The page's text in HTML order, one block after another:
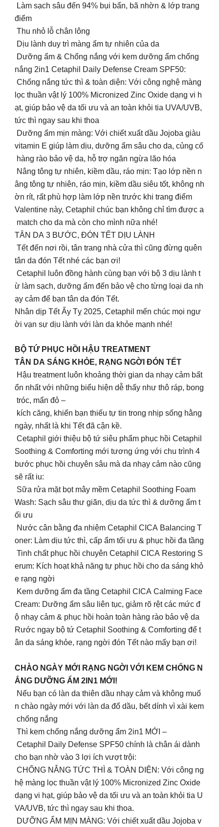
Làm sạch sâu đến 94% bụi bẩn, bã nhờn & lớp trang
điểm
Thu nhỏ lỗ chân lông
Dịu lành duy trì màng ẩm tự nhiên của da
Dưỡng ẩm & Chống nắng với kem dưỡng ẩm chống
nắng 2in1 Cetaphil Daily Defense Cream SPF50:
Chống nắng tức thì & toàn diện: Với công nghệ màng
lọc thuần vật lý 100% Micronized Zinc Oxide dạng vi h
ạt, giúp bảo vệ da tối ưu và an toàn khỏi tia UVA/UVB,
tức thì ngay sau khi thoa
Dưỡng ẩm mịn màng: Với chiết xuất dầu Jojoba giàu
vitamin E giúp làm dịu, dưỡng ẩm sâu cho da, củng cố
hàng rào bảo vệ da, hỗ trợ ngăn ngừa lão hóa
Nâng tông tự nhiên, kiềm dầu, ráo mịn: Tạo lớp nền n
âng tông tự nhiên, ráo mịn, kiềm dầu siêu tốt, không nh
ờn rít, rất phù hợp làm lớp nền trước khi trang điểm
Valentine này, Cetaphil chúc bạn không chỉ tìm được a
match cho da mà còn cho mình nữa nhé!
TÂN DA 3 BƯỚC, ĐÓN TẾT DỊU LÀNH
Tết đến nơi rồi, tân trang nhà cửa thì cũng đừng quên
tân da đón Tết nhé các bạn ơi!
Cetaphil luôn đồng hành cùng bạn với bộ 3 dịu lành t
ừ làm sạch, dưỡng ẩm đến bảo vệ cho từng loại da nh
ạy cảm để bạn tân da đón Tết.
Nhân dịp Tết Ấy Tỵ 2025, Cetaphil mến chúc mọi ngư
ời vạn sự dịu lành với làn da khỏe mạnh nhé!
BỘ TỨ PHỤC HỒI HẬU TREATMENT
TÂN DA SÁNG KHỎE, RẠNG NGỜI ĐÓN TẾT
Hậu treatment luôn khoảng thời gian da nhạy cảm bất
ổn nhất với những biểu hiện dễ thấy như thô ráp, bong
tróc, mẩn đỏ –
kích căng, khiến bạn thiếu tự tin trong nhịp sống hằng
ngày, nhất là khi Tết đã cận kề.
Cetaphil giới thiệu bộ tứ siêu phẩm phục hồi Cetaphil
Soothing & Comforting mới tương ứng với chu trình 4
bước phục hồi chuyên sâu mà da nhạy cảm nào cũng
sẽ rất iu:
Sữa rửa mặt bọt mây mềm Cetaphil Soothing Foam
Wash: Sạch sâu thư giãn, dịu da tức thì & dưỡng ẩm t
ối ưu
Nước cân bằng đa nhiệm Cetaphil CICA Balancing T
oner: Làm dịu tức thì, cấp ẩm tối ưu & phục hồi đa tầng
Tinh chất phục hồi chuyên Cetaphil CICA Restoring S
erum: Kích hoạt khả năng tự phục hồi cho da sáng khỏ
e rạng ngời
Kem dưỡng ẩm đa tầng Cetaphil CICA Calming Face
Cream: Dưỡng ẩm sâu liên tục, giảm rõ rệt các mức đ
ộ nhạy cảm & phục hồi hoàn toàn hàng rào bảo vệ da
Rước ngay bộ tứ Cetaphil Soothing & Comforting để t
ân da sáng khỏe, rạng ngời đón Tết nào mấy bạn ơi!
CHÀO NGÀY MỚI RẠNG NGỜI VỚI KEM CHỐNG N
ẮNG DƯỠNG ẨM 2IN1 MỚI!
Nếu bạn có làn da thiên dầu nhạy cảm và không muố
n chào ngày mới với làn da đổ dầu, bết dính vì xài kem
chống nắng
Thì kem chống nắng dưỡng ẩm 2in1 MỚI –
Cetaphil Daily Defense SPF50 chính là chân ái dành
cho bạn nhờ vào 3 lợi ích vượt trội:
CHỐNG NẮNG TỨC THÌ & TOÀN DIỆN: Với công ng
hệ màng lọc thuần vật lý 100% Micronized Zinc Oxide
dạng vi hạt, giúp bảo vệ da tối ưu và an toàn khỏi tia U
VA/UVB, tức thì ngay sau khi thoa.
DƯỠNG ẨM MỊN MÀNG: Với chiết xuất dầu Jojoba v